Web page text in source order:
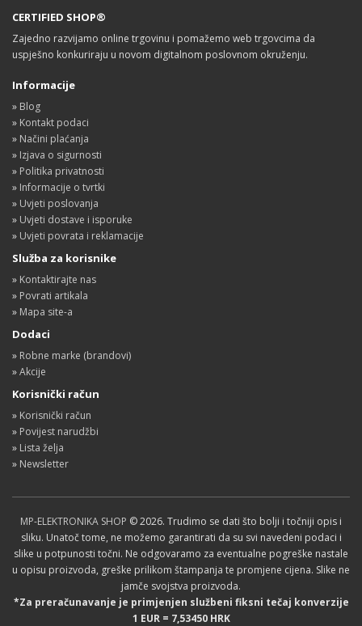
CERTIFIED SHOP®
Zajedno razvijamo online trgovinu i pomažemo web trgovcima da
uspješno konkuriraju u novom digitalnom poslovnom okruženju.
Informacije
» Blog
» Kontakt podaci
» Načini plaćanja
» Izjava o sigurnosti
» Politika privatnosti
» Informacije o tvrtki
» Uvjeti poslovanja
» Uvjeti dostave i isporuke
» Uvjeti povrata i reklamacije
Služba za korisnike
» Kontaktirajte nas
» Povrati artikala
» Mapa site-a
Dodaci
» Robne marke (brandovi)
»Akcije
Korisnički račun
» Korisnički račun
» Povijest narudžbi
» Lista želja
» Newsletter
MP-ELEKTRONIKA SHOP © 2026. Trudimo se dati što bolji i točniji opis i
sliku. Unatoč tome, ne možemo garantirati da su svi navedeni podaci i
slike u potpunosti točni. Ne odgovaramo za eventualne pogreške nastale
u opisu proizvoda, greške prilikom štampanja te promjene cijena. Slike ne
jamče svojstva proizvoda.
*Za preračunavanje je primjenjen službeni fiksni tečaj konverzije
1 EUR = 7,53450 HRK